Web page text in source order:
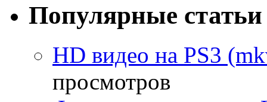
Популярные статьи
HD видео на PS3
просмотров